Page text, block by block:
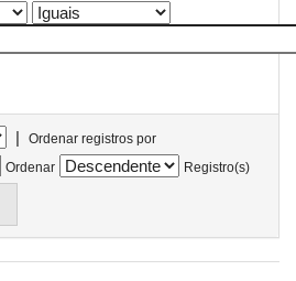
|
Ordenar registros por
Ordenar
Registro(s)